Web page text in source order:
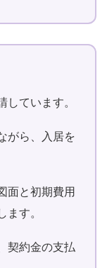
しています。
がら、入居を
面と初期費用
ます。
契約金の支払